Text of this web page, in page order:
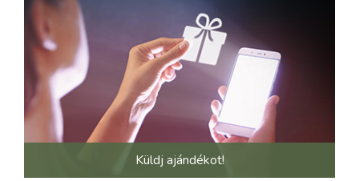
Küldj ajándékot!